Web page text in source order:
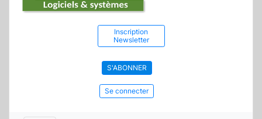
Inscription
Newsletter
S'ABONNER
Se connecter